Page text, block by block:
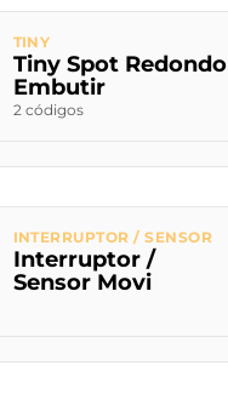
TINY
Tiny Spot Redondo
Embutir
2 códigos
INTERRUPTOR / SENSOR
Interruptor /
Sensor Movi